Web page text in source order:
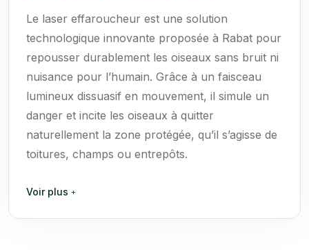
Le laser effaroucheur est une solution
technologique innovante proposée à Rabat pour
repousser durablement les oiseaux sans bruit ni
nuisance pour l’humain. Grâce à un faisceau
lumineux dissuasif en mouvement, il simule un
danger et incite les oiseaux à quitter
naturellement la zone protégée, qu’il s’agisse de
toitures, champs ou entrepôts.
Voir plus